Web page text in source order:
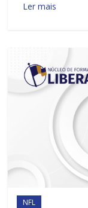
Ler mais
NFL